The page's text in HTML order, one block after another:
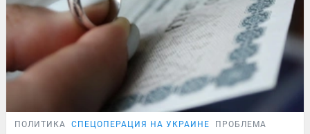
ПОЛИТИКА СПЕЦОПЕРАЦИЯ НА УКРАИНЕ ПРОБЛЕМА